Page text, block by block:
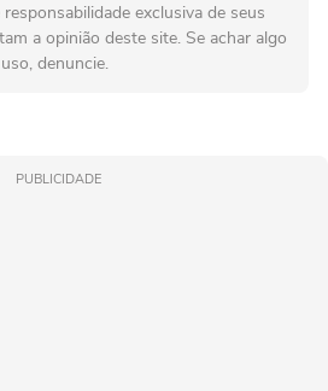
exclusiva de seus
a opinião deste site. Se achar algo
denuncie.
PUBLICIDADE